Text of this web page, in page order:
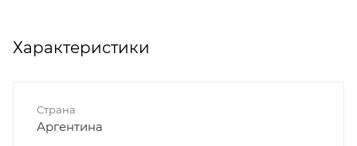
Характеристики
Страна
Аргентина